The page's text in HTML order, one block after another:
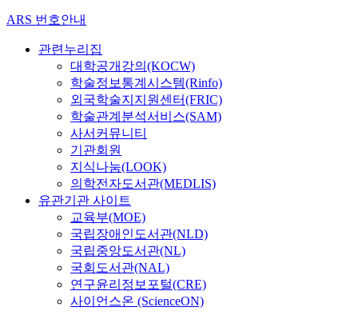
ARS 번호안내
관련누리집
대학공개강의(KOCW)
학술정보통계시스템(Rinfo)
외국학술지지원센터(FRIC)
학술관계분석서비스(SAM)
사서커뮤니티
기관회원
지식나눔(LOOK)
의학전자도서관(MEDLIS)
유관기관 사이트
교육부(MOE)
국립장애인도서관(NLD)
국립중앙도서관(NL)
국회도서관(NAL)
연구윤리정보포털(CRE)
사이언스온 (ScienceON)